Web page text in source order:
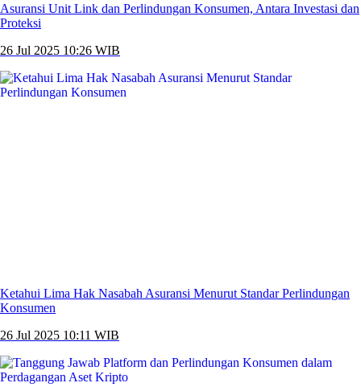
Asuransi Unit Link dan Perlindungan Konsumen, Antara Investasi dan
Proteksi
26 Jul 2025 10:26 WIB
Ketahui Lima Hak Nasabah Asuransi Menurut Standar Perlindungan
Konsumen
26 Jul 2025 10:11 WIB